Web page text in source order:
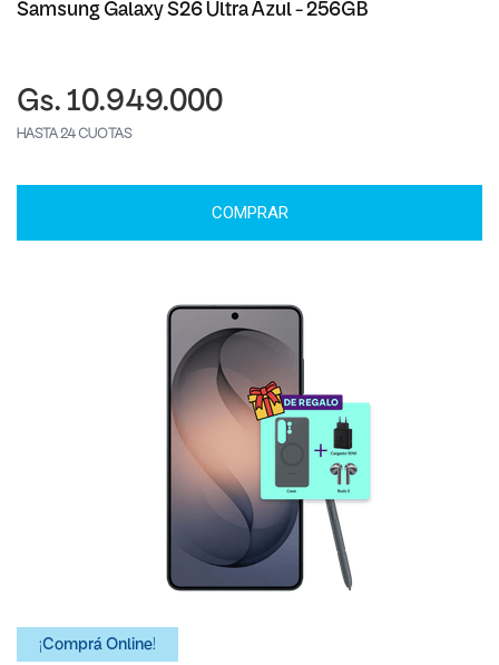
Samsung Galaxy S26 Ultra Azul - 256GB
Gs. 10.949.000
HASTA 24 CUOTAS
COMPRAR
¡Comprá Online!